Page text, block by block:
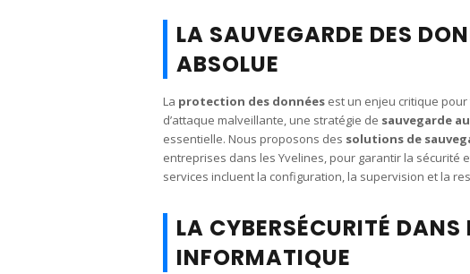
LA SAUVEGARDE DES
ABSOLUE
La protection des données est un enjeu critique
d’attaque malveillante, une stratégie de sauvegarde
essentielle. Nous proposons des solutions de
entreprises dans les Yvelines, pour garantir la sécurité
services incluent la configuration, la supervision et la
LA CYBERSÉCURITÉ DANS
INFORMATIQUE